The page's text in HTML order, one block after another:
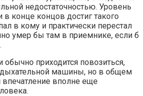
недостаточностью. Уровень
конце концов достиг такого
в кому и практически перестал
умер бы там в приемнике, если б
приходится повозиться,
машины, но в общем
вполне еще